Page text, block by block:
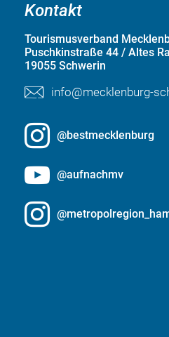
Kontakt
Tourismusverband
Puschkinstraße 44 / Altes
19055 Schwerin
info@mecklenburg-
@bestmecklenburg
@aufnachmv